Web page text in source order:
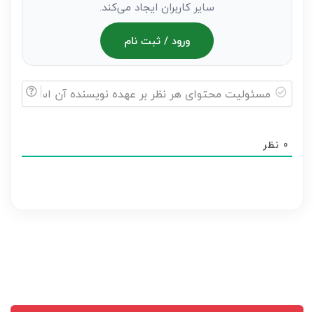
سایر کاربران ایجاد می‌کند.
ورود / ثبت نام
هر
0 نظر